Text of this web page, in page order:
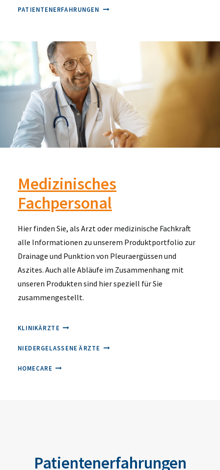
PATIENTENERFAHRUNGEN
Medizinisches
Fachpersonal
Hier finden Sie, als Arzt oder medizinische Fachkraft
alle Informationen zu unserem Produktportfolio zur
Drainage und Punktion von Pleuraergüssen und
Aszites. Auch alle Abläufe im Zusammenhang mit
unseren Produkten sind hier speziell für Sie
zusammengestellt.
KLINIKÄRZTE
NIEDERGELASSENE ÄRZTE
HOMECARE
Patientenerfahrungen